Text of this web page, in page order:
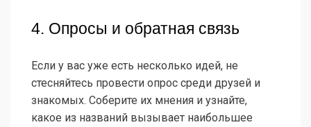
4. Опросы и обратная связь
Если у вас уже есть несколько идей, не
стесняйтесь провести опрос среди друзей и
знакомых. Соберите их мнения и узнайте,
какое из названий вызывает наибольшее